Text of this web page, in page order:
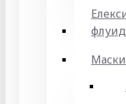
Маски